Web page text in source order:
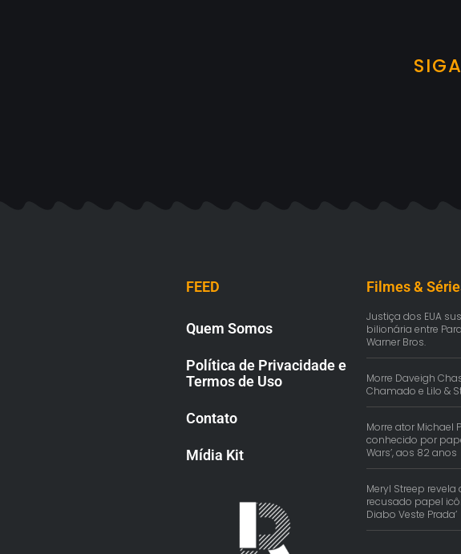
FEED
Quem Somos
Política de Privacidade e
Termos de Uso
Contato
Mídia Kit
Filmes &
Justiça dos EUA
bilionária entre
Warner Bros.
Morre Daveigh
Chamado e Lilo &
Morre ator Michael
conhecido por
Wars’, aos 82 anos
Meryl Streep revela
recusado papel
Diabo Veste Prada’